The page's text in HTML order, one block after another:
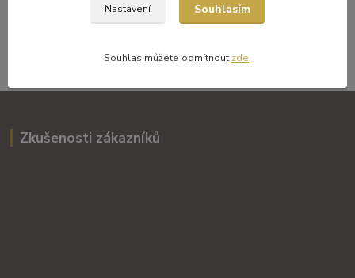
Přihlásit se
Zkušenosti zákazníků
Nastavení Souhlasím
Souhlas můžete odmítnout zde.